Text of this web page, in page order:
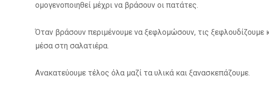
ομογενοποιηθεί μέχρι να βράσουν οι πατάτες.
Όταν βράσουν περιμένουμε να ξεφλομώσουν, τις ξεφλουδίζουμε
μέσα στη σαλατιέρα.
Ανακατεύουμε τέλος όλα μαζί τα υλικά και ξανασκεπάζουμε.